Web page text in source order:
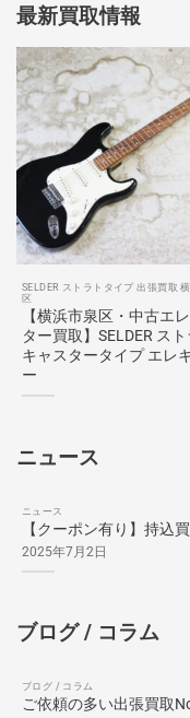
最新買取情報
SELDER ストラトタイプ 出張買取
区
【横浜市泉区・中古エ
ター買取】SELDER スト
キャスタータイプ エレ
ー
ニュース
ニュース
【クーポン有り】持込
2025年7月2日
ブログ / コラム
ブログ / コラム
ご依頼の多い出張買取